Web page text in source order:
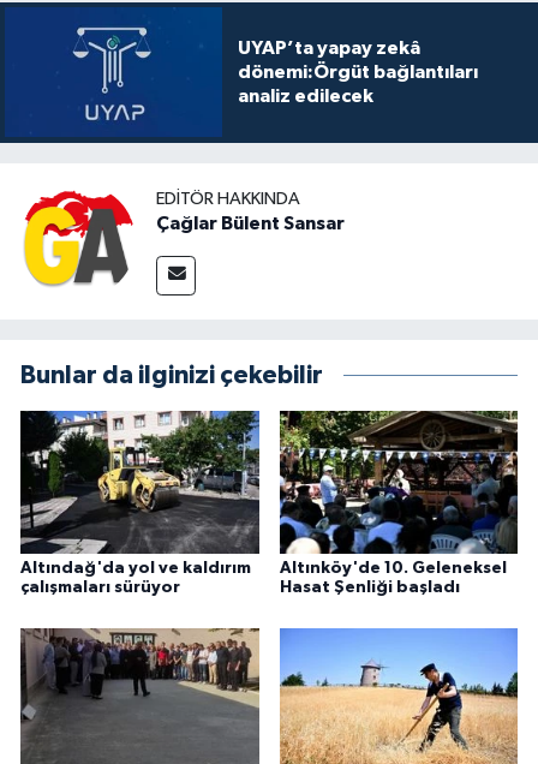
UYAP’ta yapay zekâ
dönemi:Örgüt bağlantıları
analiz edilecek
EDITÖR HAKKINDA
Çağlar Bülent Sansar
Bunlar da ilginizi çekebilir
Altındağ'da yol ve kaldırım
çalışmaları sürüyor
Altınköy'de 10. Geleneksel
Hasat Şenliği başladı